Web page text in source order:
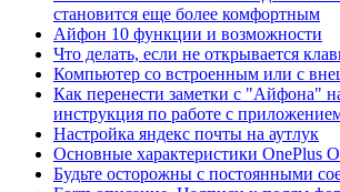
становится еще более комфортным
Айфон 10 функции и возможности
Что делать, если не открывается
Компьютер со встроенным или с
Как перенести заметки с "Айфона"
инструкция по работе с
Настройка яндекс почты на аутлук
Основные характеристики OnePlus
Будьте осторожны с постоянными